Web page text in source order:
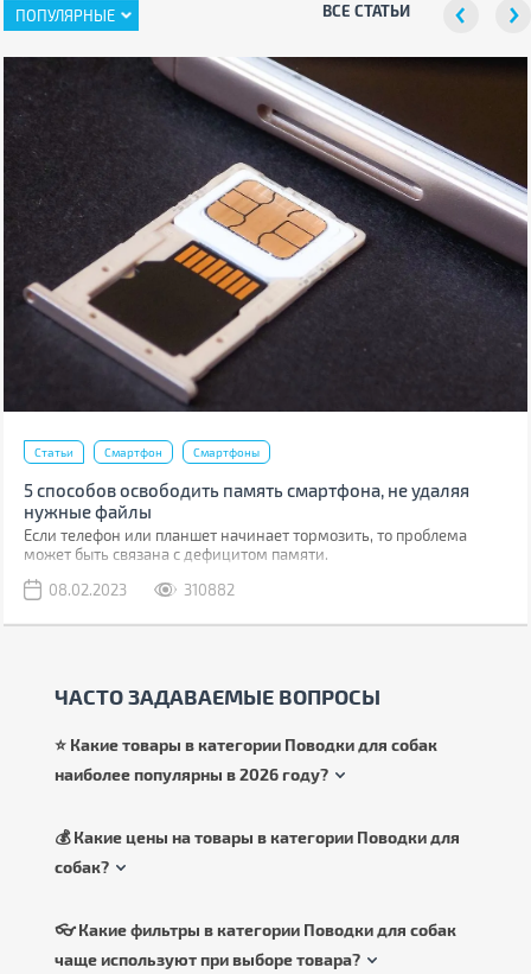
ПОПУЛЯРНЫЕ ВСЕ СТАТЬИ
Статьи Смартфон Смартфоны
5 способов освободить память смартфона, не удаляя
нужные файлы
Если телефон или планшет начинает тормозить, то проблема
может быть связана с дефицитом памяти.
08.02.2023
310882
ЧАСТО ЗАДАВАЕМЫЕ ВОПРОСЫ
⭐ Какие товары в категории Поводки для собак
наиболее популярны в 2026 году?
💰 Какие цены на товары в категории Поводки для
собак?
👓 Какие фильтры в категории Поводки для собак
чаще используют при выборе товара?